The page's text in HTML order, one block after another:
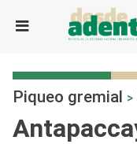
Piqueo gremial >